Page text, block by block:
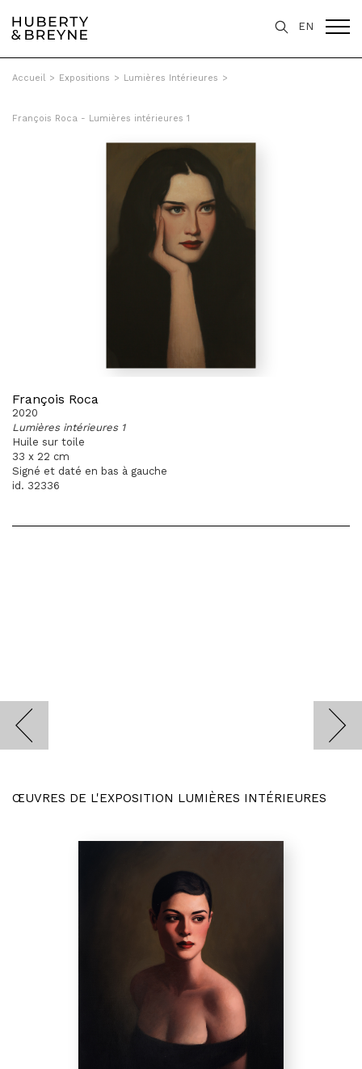
EN
Accueil > Expositions > Lumières Intérieures >
François Roca - Lumières intérieures 1
François Roca
2020
Lumières intérieures 1
Huile sur toile
33 x 22 cm
Signé et daté en bas à gauche
id. 32336
ŒUVRES DE L'EXPOSITION LUMIÈRES INTÉRIEURES